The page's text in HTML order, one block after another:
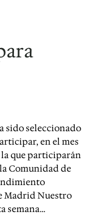
sido seleccionado
en el mes
la que participarán
Comunidad de
Madrid Nuestro
semana…